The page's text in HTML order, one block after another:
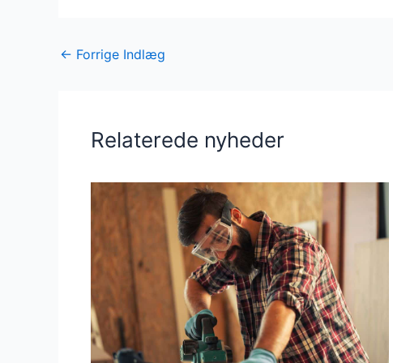
← Forrige Indlæg
Relaterede nyheder